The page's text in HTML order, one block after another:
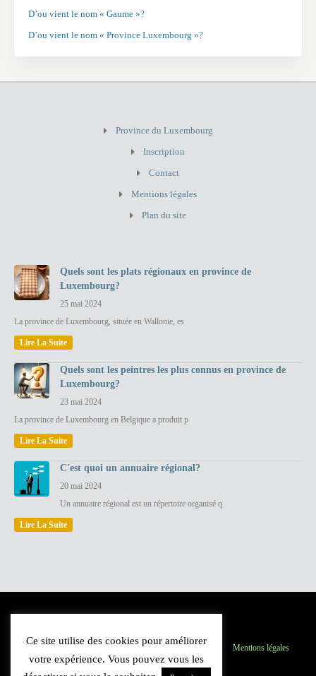
D’ou vient le nom « Gaume »?
D’ou vient le nom « Province Luxembourg »?
Province du Luxembourg
Inscription
Contact
Mentions légales
Plan du site
Quels sont les plats régionaux en province de
Luxembourg?
25 mai 2024
La province de Luxembourg, située en Wallonie, es
Lire La Suite
Quels sont les peintres les plus connus en province de
Luxembourg?
23 mai 2024
La province de Luxembourg en Belgique a produit p
Lire La Suite
C'est quoi un annuaire régional?
20 mai 2024
Un annuaire régional est un répertoire organisé q
Lire La Suite
Inscription
Mentions légales
Plan du site
Ce site utilise des cookies pour améliorer
votre expérience. Vous pouvez vous les